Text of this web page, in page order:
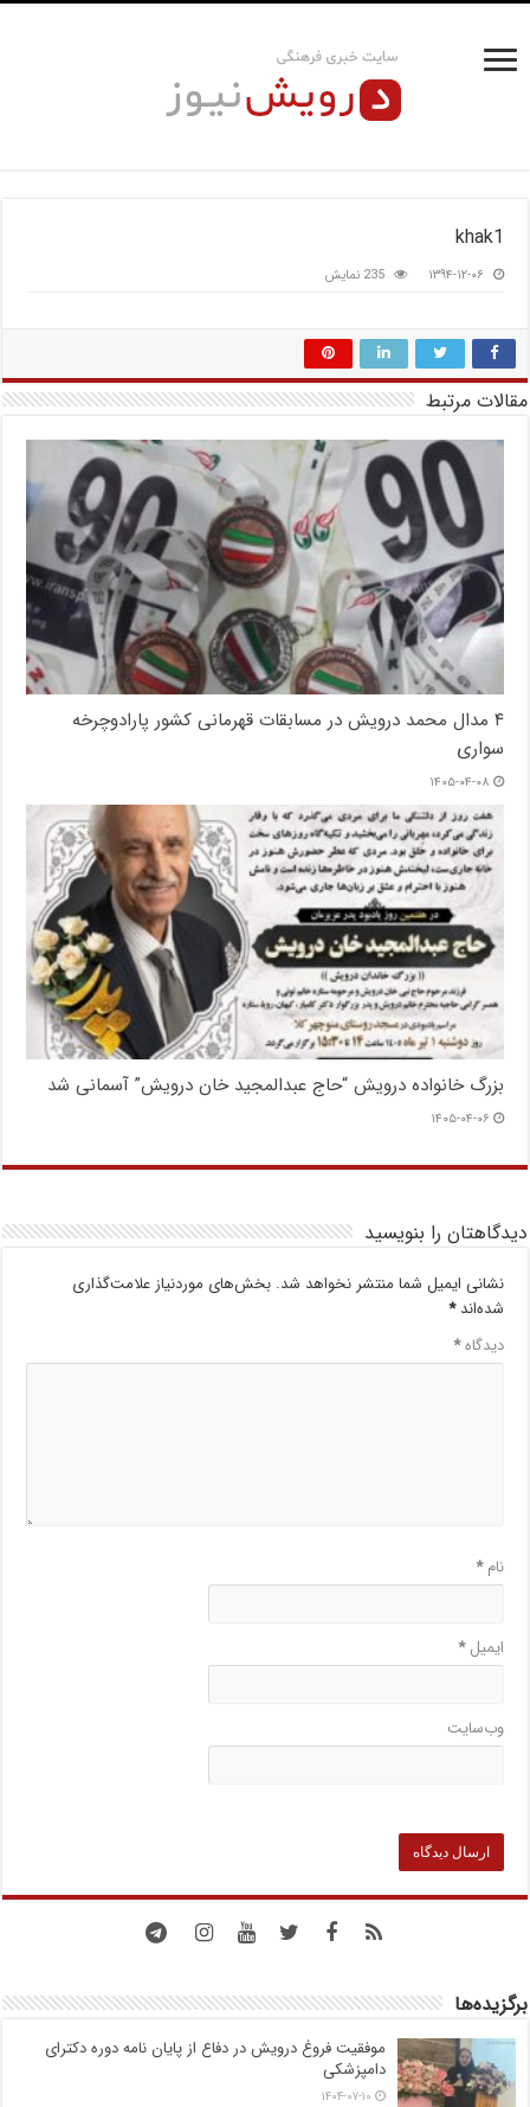
khak1
۱۳۹۴-۱۲-۰۶ 235 نمایش
مقالات مرتبط
۴ مدال محمد درویش در مسابقات قهرمانی کشور پارادوچرخه
سواری
۱۴۰۵-۰۴-۰۸
بزرگ خانواده درویش “حاج عبدالمجید خان درویش” آسمانی شد
۱۴۰۵-۰۴-۰۶
دیدگاهتان را بنویسید
نشانی ایمیل شما منتشر نخواهد شد. بخش‌های موردنیاز علامت‌گذاری
شده‌اند*
دیدگاه*
نام*
ایمیل*
وب‌سایت
برگزیده‌ها
موفقیت فروغ درویش در دفاع از پایان نامه دوره دکترای
دامپزشکی
۱۴۰۴-۰۷-۱۰